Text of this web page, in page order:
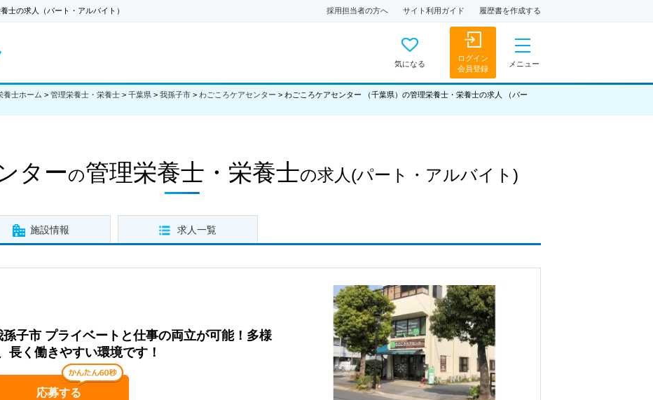
士の求人（パート・アルバイト） 採用担当者の方へ サイト利用ガイド 履歴書を作成する
気になる
ログイン
会員登録
メニュー
養士ホーム > 管理栄養士・栄養士 > 千葉県 > 我孫子市 > わごころケアセンター > わごころケアセンター （千葉県）の管理栄養士・栄養士の求人 （パー
ターの管理栄養士・栄養士の求人 (パート・アルバイト)
施設情報 求人一覧
子市 プライベートと仕事の両立が可能！多様
長く働きやすい環境です！
応募する